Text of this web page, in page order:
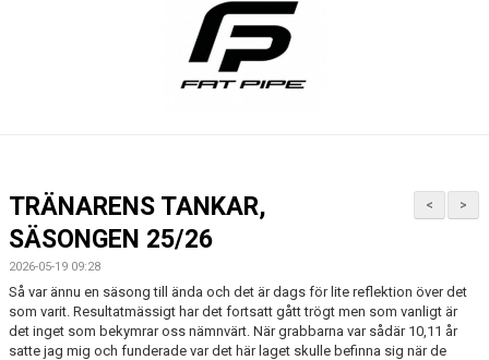
BILDGALLERI
DOKUMENT
KONTAKT
>
<
TRÄNARENS TANKAR,
SÄSONGEN 25/26
2026-05-19 09:28
Så var ännu en säsong till ända och det är dags för lite reflektion över det
som varit. Resultatmässigt har det fortsatt gått trögt men som vanligt är
det inget som bekymrar oss nämnvärt. När grabbarna var sådär 10,11 år
satte jag mig och funderade var det här laget skulle befinna sig när de